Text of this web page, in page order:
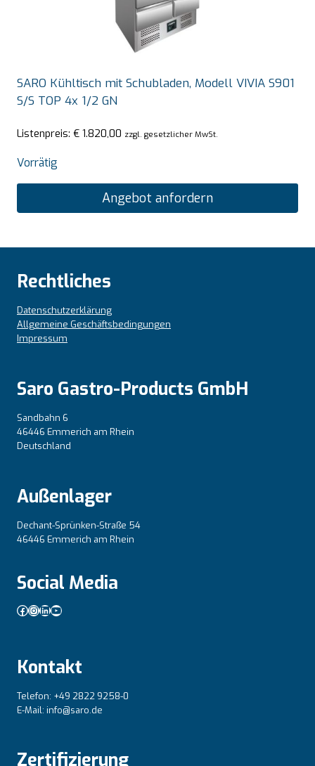
SARO Kühltisch mit Schubladen, Modell VIVIA S901
S/S TOP 4x 1/2 GN
Listenpreis: € 1.820,00 zzgl. gesetzlicher MwSt.
Vorrätig
Angebot anfordern
Rechtliches
Datenschutzerklärung
Allgemeine Geschäftsbedingungen
Impressum
Saro Gastro-Products GmbH
Sandbahn 6
46446 Emmerich am Rhein
Deutschland
Außenlager
Dechant-Sprünken-Straße 54
46446 Emmerich am Rhein
Social Media
Facebook
Instagram
LinkedIn
YouTube
Kontakt
Telefon: +49 2822 9258-0
E-Mail: info@saro.de
Zertifizierung